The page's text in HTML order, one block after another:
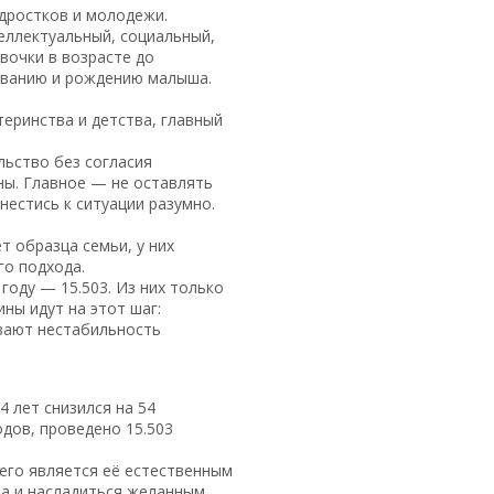
и молодежи.
социальный,
в возрасте до
и рождению малыша.
и детства, главный
без согласия
Главное — не оставлять
к ситуации разумно.
образца семьи, у них
подхода.
— 15.503. Из них только
идут на этот шаг:
нестабильность
лет снизился на 54
проведено 15.503
является её естественным